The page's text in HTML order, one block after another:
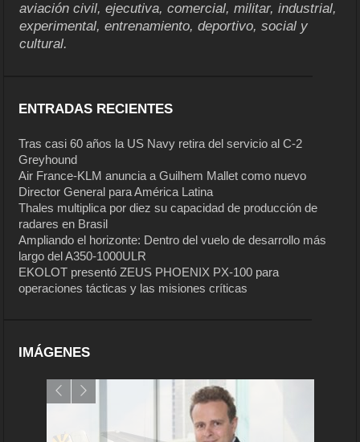
aviación civil, ejecutiva, comercial, militar, industrial,
experimental, entrenamiento, deportivo, social y
cultural.
ENTRADAS RECIENTES
Tras casi 60 años la US Navy retira del servicio al C-2
Greyhound
Air France-KLM anuncia a Guilhem Mallet como nuevo
Director General para América Latina
Thales multiplica por diez su capacidad de producción de
radares en Brasil
Ampliando el horizonte: Dentro del vuelo de desarrollo más
largo del A350-1000ULR
EKOLOT presentó ZEUS PHOENIX PX-100 para
operaciones tácticas y las misiones críticas
IMÁGENES